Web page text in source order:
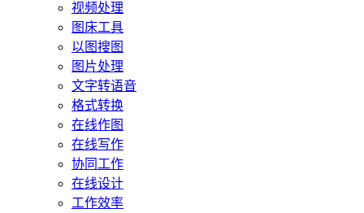
视频处理
图床工具
以图搜图
图片处理
文字转语音
格式转换
在线作图
在线写作
协同工作
在线设计
工作效率